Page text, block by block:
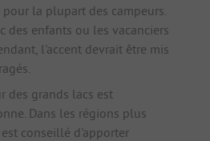
la plupart des campeurs.
des enfants ou les vacanciers
l'accent devrait être mis
des grands lacs est
Dans les régions plus
conseillé d'apporter